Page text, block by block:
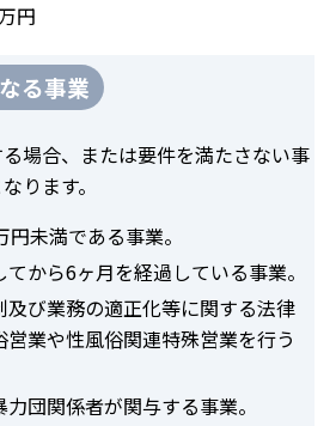
円
る事業
場合、または要件を満たさない事
ります。
未満である事業。
から6ヶ月を経過している事業。
及び業務の適正化等に関する法律
営業や性風俗関連特殊営業を行う
団関係者が関与する事業。